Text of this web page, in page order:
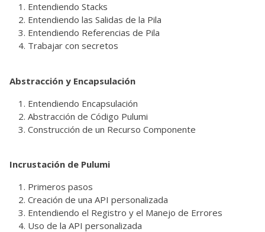
Entendiendo Stacks
Entendiendo las Salidas de la Pila
Entendiendo Referencias de Pila
Trabajar con secretos
Abstracción y Encapsulación
Entendiendo Encapsulación
Abstracción de Código Pulumi
Construcción de un Recurso Componente
Incrustación de Pulumi
Primeros pasos
Creación de una API personalizada
Entendiendo el Registro y el Manejo de Errores
Uso de la API personalizada